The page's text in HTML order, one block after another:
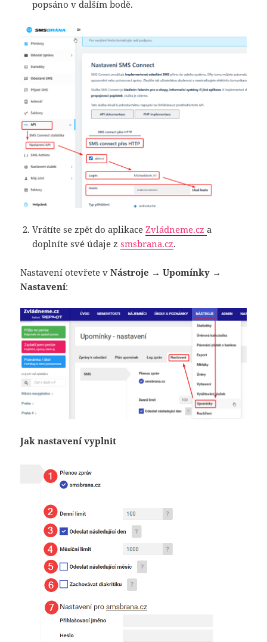
popsáno v dalším bodě.
Vrátíte se zpět do aplikaceZvládneme.cza
doplníte své údaje zsmsbrana.cz.
Nastavení otevřete vNástroje → Upomínky →
Nastavení:
Jak nastavení vyplnit